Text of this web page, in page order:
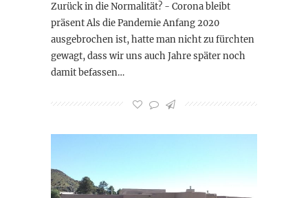
Zurück in die Normalität? - Corona bleibt
präsent Als die Pandemie Anfang 2020
ausgebrochen ist, hatte man nicht zu fürchten
gewagt, dass wir uns auch Jahre später noch
damit befassen…